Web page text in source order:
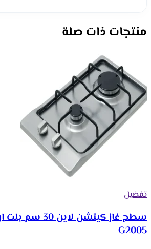
منتجات ذات صلة
تفضيل
G2005